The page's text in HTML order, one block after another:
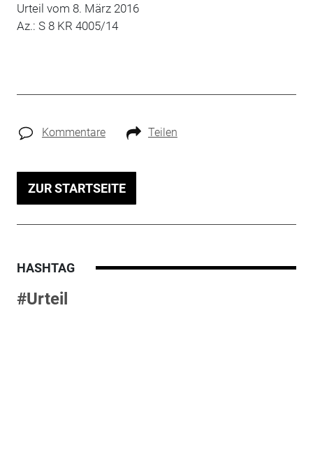
Urteil vom 8. März 2016
Az.: S 8 KR 4005/14
Kommentare Teilen
ZUR STARTSEITE
HASHTAG
#Urteil